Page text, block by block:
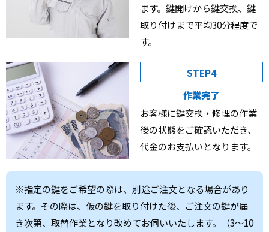
ます。鍵開けから鍵交換、鍵
取り付けまで平均30分程度で
す。
STEP4
作業完了
お客様に鍵交換・修理の作業
後の状態をご確認いただき、
代金のお支払いとなります。
※指定の鍵をご希望の際は、別途ご注文となる場合があり
ます。その際は、仮の鍵を取り付けた後、ご注文の鍵が届
き次第、取替作業となり改めてお伺いいたします。（3～10